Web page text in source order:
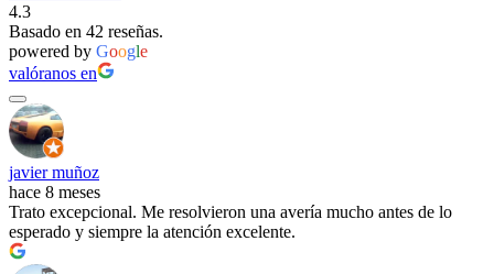
4.3
Basado en 42 reseñas.
powered by Google
valóranos en
javier muñoz
hace 8 meses
Trato excepcional. Me resolvieron una avería mucho antes de lo
esperado y siempre la atención excelente.